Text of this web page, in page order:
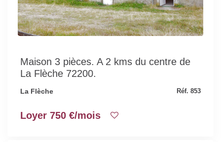
Maison 3 pièces. A 2 kms du centre de
La Flèche 72200.
La Flèche Réf. 853
Loyer 750 €/mois